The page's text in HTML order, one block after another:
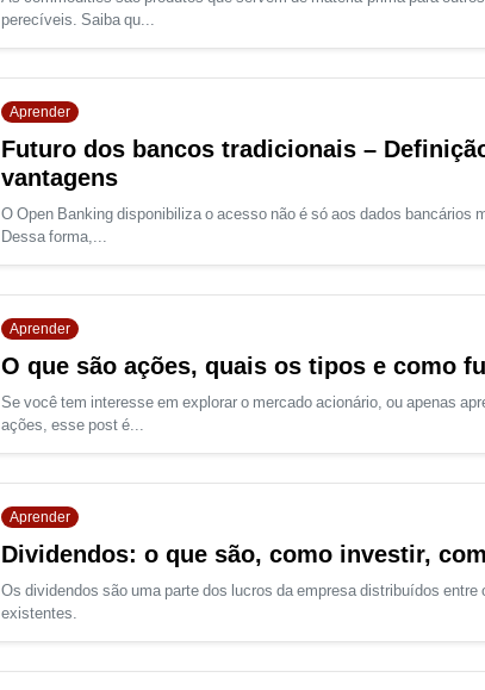
perecíveis. Saiba qu...
Aprender
Futuro dos bancos tradicionais –
vantagens
O Open Banking disponibiliza o acesso não é só aos dados bancários
Dessa forma,...
Aprender
O que são ações, quais os tipos e como
Se você tem interesse em explorar o mercado acionário, ou apenas
ações, esse post é...
Aprender
Dividendos: o que são, como investir,
Os dividendos são uma parte dos lucros da empresa distribuídos
existentes.